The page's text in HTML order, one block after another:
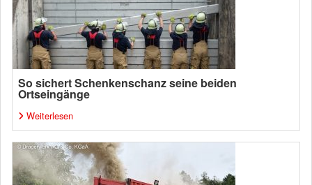
So sichert Schenkenschanz seine beiden
Ortseingänge
Weiterlesen